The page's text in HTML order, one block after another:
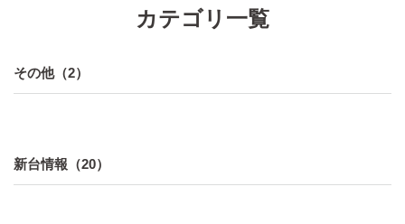
カテゴリ一覧
その他（2）
新台情報（20）